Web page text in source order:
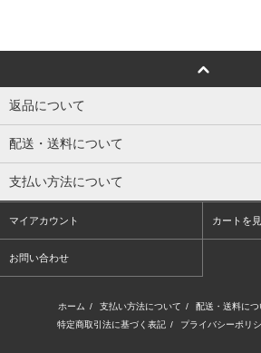
返品について
配送・送料について
支払い方法について
マイアカウント カートを
お問い合わせ
ホーム / 支払い方法について / 配送・送料につ
特定商取引法に基づく表記 / プライバシーポリ